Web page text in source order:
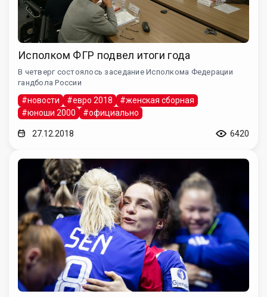
Исполком ФГР подвел итоги года
В четверг состоялось заседание Исполкома Федерации
гандбола России
#новости #евро 2018
#женская сборная
#юноши 2000
#официально
27.12.2018 6420